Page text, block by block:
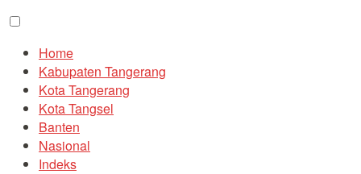
Home
Kabupaten Tangerang
Kota Tangerang
Kota Tangsel
Banten
Nasional
Indeks